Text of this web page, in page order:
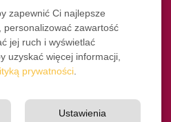
zapewnić Ci najlepsze
zawartość
jej ruch i wyświetlać
uzyskać więcej informacji,
prywatności
Ustawienia